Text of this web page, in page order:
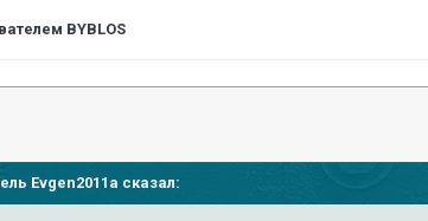
BYBLOS
Evgen2011a сказал: